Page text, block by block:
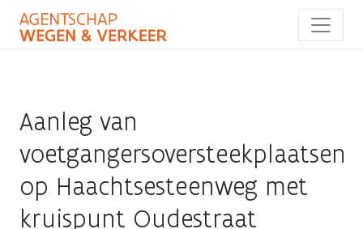
naar
Aanleg van
voetgangersoversteekplaatsen
op Haachtsesteenweg met
kruispunt Oudestraat